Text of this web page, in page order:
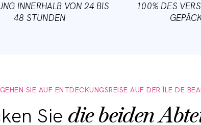
INNERHALB VON 24 BIS
48 STUNDEN
100% DES
GEHEN SIE AUF ENTDECKUNGSREISE AUF DER ÎLE DE
Sie die beiden